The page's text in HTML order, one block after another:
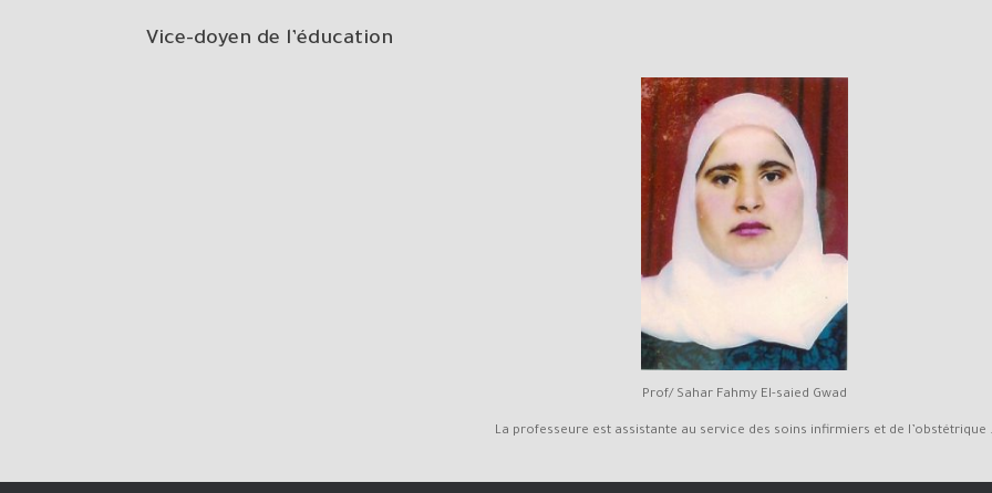
Vice-doyen de l’éducation
Prof/ Sahar Fahmy El-saied Gwad
La professeure est assistante au service des soins infirmiers et de l’obstétrique .